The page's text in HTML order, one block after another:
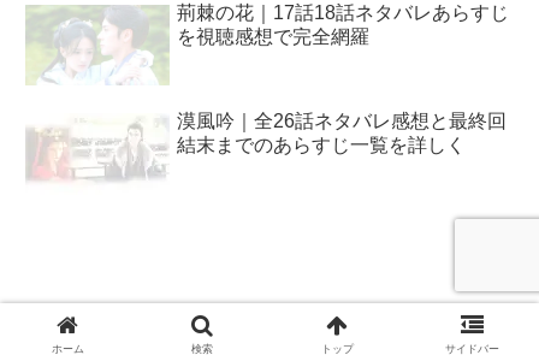
荊棘の花｜17話18話ネタバレあらすじ
を視聴感想で完全網羅
漠風吟｜全26話ネタバレ感想と最終回
結末までのあらすじ一覧を詳しく
プライバシー・ポリシー / 問い合わせ
ホーム 検索 トップ サイドバー